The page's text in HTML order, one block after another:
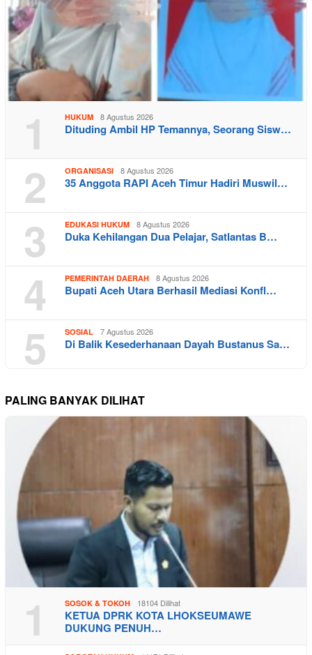
1 HUKUM 8 Agustus 2026
Dituding Ambil HP Temannya, Seorang Sisw…
2 ORGANISASI 8 Agustus 2026
35 Anggota RAPI Aceh Timur Hadiri Muswil…
3 EDUKASI HUKUM 8 Agustus 2026
Duka Kehilangan Dua Pelajar, Satlantas B…
4 PEMERINTAH DAERAH 8 Agustus 2026
Bupati Aceh Utara Berhasil Mediasi Konfl…
5 SOSIAL 7 Agustus 2026
Di Balik Kesederhanaan Dayah Bustanus Sa…
PALING BANYAK DILIHAT
1 SOSOK & TOKOH 18104 Dilihat
KETUA DPRK KOTA LHOKSEUMAWE
DUKUNG PENUH…